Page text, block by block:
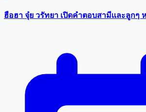
ฮือฮา จุ๋ย วรัทยา เปิดคำตอบสามีเเละลูกๆ